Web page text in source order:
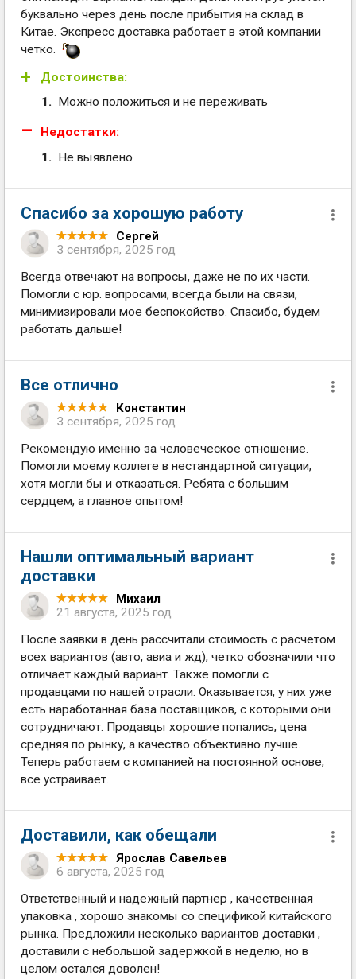
буквально через день после прибытия на склад в
Китае. Экспресс доставка работает в этой компании
четко.
Достоинства:
Можно положиться и не переживать
Недостатки:
Не выявлено
Спасибо за хорошую работу
Сергей
3 сентября, 2025 год
Всегда отвечают на вопросы, даже не по их части.
Помогли с юр. вопросами, всегда были на связи,
минимизировали мое беспокойство. Спасибо, будем
работать дальше!
Все отлично
Константин
3 сентября, 2025 год
Рекомендую именно за человеческое отношение.
Помогли моему коллеге в нестандартной ситуации,
хотя могли бы и отказаться. Ребята с большим
сердцем, а главное опытом!
Нашли оптимальный вариант
доставки
Михаил
21 августа, 2025 год
После заявки в день рассчитали стоимость с расчетом
всех вариантов (авто, авиа и жд), четко обозначили что
отличает каждый вариант. Также помогли с
продавцами по нашей отрасли. Оказывается, у них уже
есть наработанная база поставщиков, с которыми они
сотрудничают. Продавцы хорошие попались, цена
средняя по рынку, а качество объективно лучше.
Теперь работаем с компанией на постоянной основе,
все устраивает.
Доставили, как обещали
Ярослав Савельев
6 августа, 2025 год
Ответственный и надежный партнер , качественная
упаковка , хорошо знакомы со спецификой китайского
рынка. Предложили несколько вариантов доставки ,
доставили с небольшой задержкой в неделю, но в
целом остался доволен!